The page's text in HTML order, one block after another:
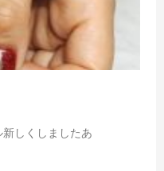
しくしましたあ